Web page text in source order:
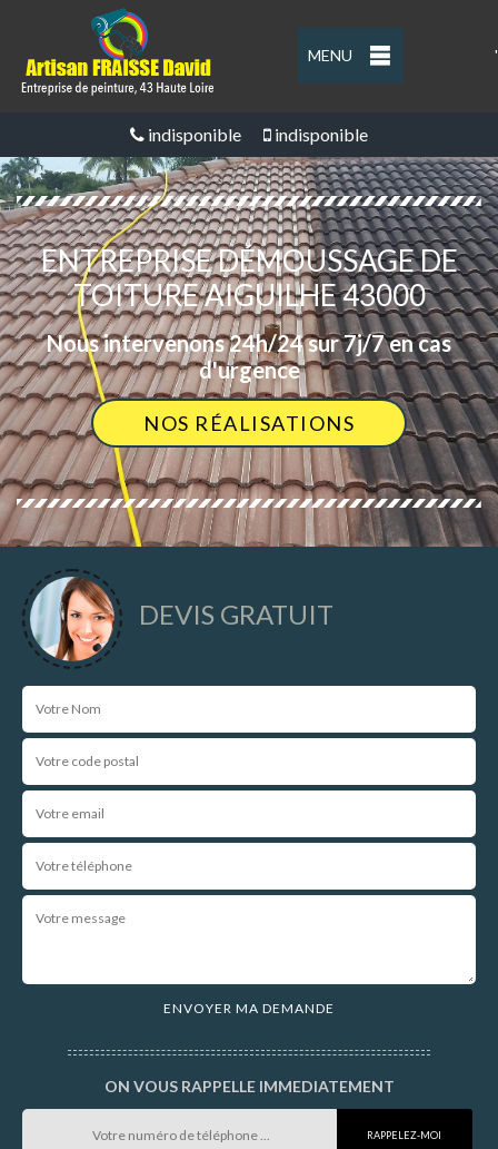
MENU '
indisponible indisponible
ENTREPRISE DÉMOUSSAGE DE
TOITURE AIGUILHE 43000
Nous intervenons 24h/24 sur 7j/7 en cas
d'urgence
NOS RÉALISATIONS
DEVIS GRATUIT
ON VOUS RAPPELLE IMMEDIATEMENT